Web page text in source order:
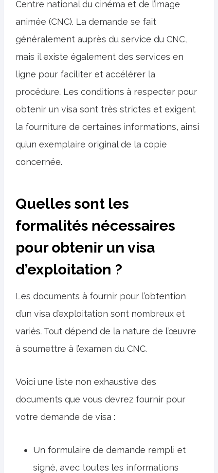
Centre national du cinéma et de l’image
animée (CNC). La demande se fait
généralement auprès du service du CNC,
mais il existe également des services en
ligne pour faciliter et accélérer la
procédure. Les conditions à respecter pour
obtenir un visa sont très strictes et exigent
la fourniture de certaines informations, ainsi
qu’un exemplaire original de la copie
concernée.
Quelles sont les
formalités nécessaires
pour obtenir un visa
d’exploitation ?
Les documents à fournir pour l’obtention
d’un visa d’exploitation sont nombreux et
variés. Tout dépend de la nature de l’œuvre
à soumettre à l’examen du CNC.
Voici une liste non exhaustive des
documents que vous devrez fournir pour
votre demande de visa :
Un formulaire de demande rempli et
signé, avec toutes les informations